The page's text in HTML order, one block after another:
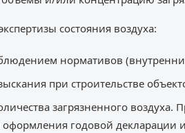
состояния воздуха:
нормативов
при строительстве
загрязненного воздуха.
оформления годовой